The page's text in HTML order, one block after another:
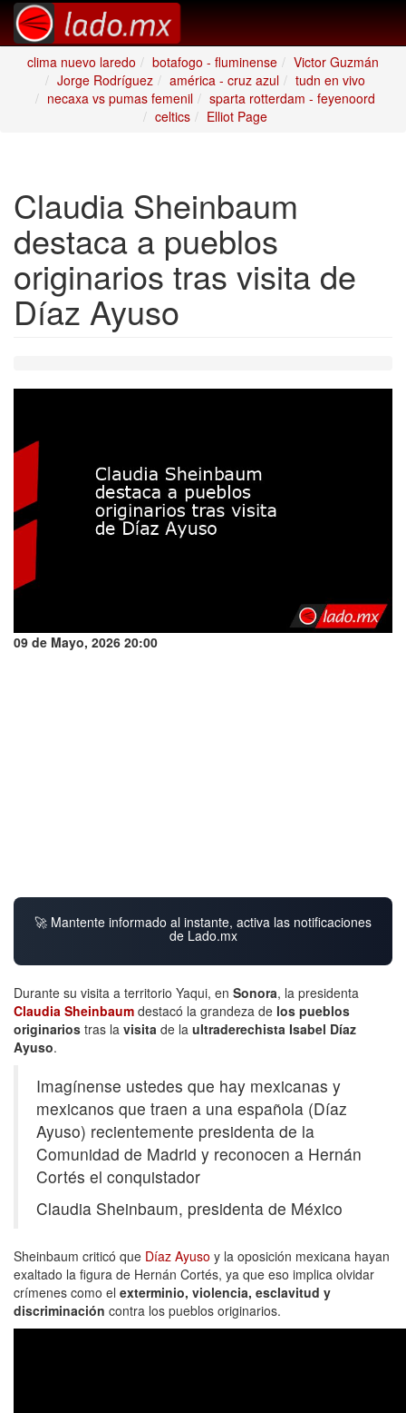
clima nuevo laredo botafogo - fluminense
Victor Guzmán
Jorge Rodríguez
américa - cruz azul
tudn en vivo
necaxa vs pumas femenil
sparta rotterdam - feyenoord
celtics
Elliot Page
Claudia Sheinbaum
destaca a pueblos
originarios tras visita de
Díaz Ayuso
09 de Mayo, 2026 20:00
🚀 Mantente informado al instante, activa las notificaciones
de Lado.mx
Durante su visita a territorio Yaqui, en Sonora, la presidenta
Claudia Sheinbaum destacó la grandeza de los pueblos
originarios tras la visita de la ultraderechista Isabel Díaz
Ayuso.
Imagínense ustedes que hay mexicanas y
mexicanos que traen a una española (Díaz
Ayuso) recientemente presidenta de la
Comunidad de Madrid y reconocen a Hernán
Cortés el conquistador
Claudia Sheinbaum, presidenta de México
Sheinbaum criticó que Díaz Ayuso y la oposición mexicana hayan
exaltado la figura de Hernán Cortés, ya que eso implica olvidar
crímenes como el exterminio, violencia, esclavitud y
discriminación contra los pueblos originarios.